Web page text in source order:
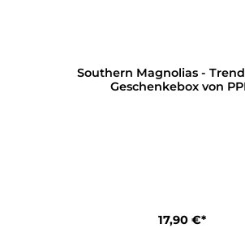
Southern Magnolias -
Geschenkebox von
17,90 €*